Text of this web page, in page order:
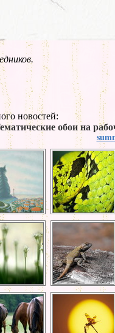
новостей:
обои на